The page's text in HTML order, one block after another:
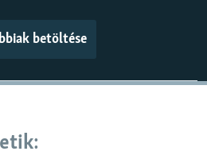
betöltése